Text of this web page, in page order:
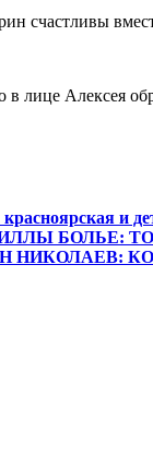
счастливы
в лице Алексея
и
БОЛЬЕ:
НИКОЛАЕВ: